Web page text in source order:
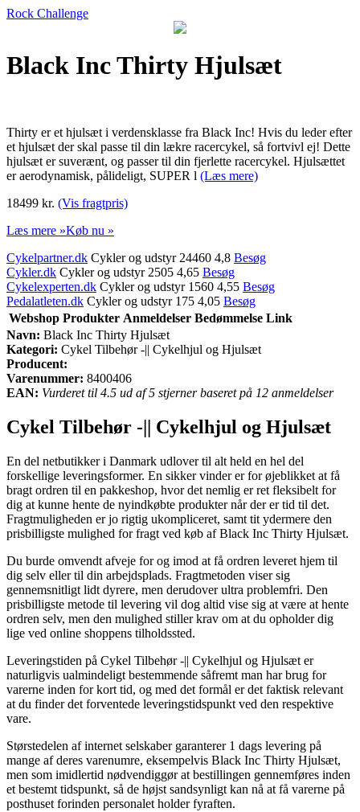
Rock Challenge
Black Inc Thirty Hjulsæt
Thirty er et hjulsæt i verdensklasse fra Black Inc! Hvis du leder efter
et hjulsæt der skal passe til din lækre racercykel, så fortvivl ej! Dette
hjulsæt er suverænt, og passer til din fjerlette racercykel. Hjulsættet
er aerodynamisk, pålideligt, SUPER l (Læs mere)
18499 kr. (Vis fragtpris)
Læs mere »Køb nu »
Cykelpartner.dk Cykler og udstyr 24460 4,8 Besøg
Cykler.dk Cykler og udstyr 2505 4,65 Besøg
Cykelexperten.dk Cykler og udstyr 1560 4,55 Besøg
Pedalatleten.dk Cykler og udstyr 175 4,05 Besøg
Webshop Produkter Anmeldelser Bedømmelse Link
Navn: Black Inc Thirty Hjulsæt
Kategori: Cykel Tilbehør -|| Cykelhjul og Hjulsæt
Producent:
Varenummer: 8400406
EAN: Vurderet til 4.5 ud af 5 stjerner baseret på 12 anmeldelser
Cykel Tilbehør -|| Cykelhjul og Hjulsæt
En del netbutikker i Danmark udlover til alt held en hel del
forskellige leveringsformer. En sikker vinder er for øjeblikket at få
bragt ordren til en pakkeshop, hvor det nemlig er ret fleksibelt for
dig at kunne hente de nyindkøbte produkter når der er tid til det.
Fragtmuligheden er jo rigtig ukompliceret, samt tit ydermere den
prisbilligste mulighed for fragt ved køb af Black Inc Thirty Hjulsæt.
Du burde omvendt afveje for og imod at få ordren leveret hjem til
dig selv eller til din arbejdsplads. Fragtmetoden viser sig
gennemsnitligt lidt dyrere, men derudover ultra problemfri. Den
prisbilligste metode til levering vil dog altid vise sig at være at hente
ordren selv, men den mulighed stiller krav om at du opholder dig
lige ved online shoppens tilholdssted.
Leveringstiden på Cykel Tilbehør -|| Cykelhjul og Hjulsæt er
naturligvis ualmindeligt bestemmende såfremt man har brug for
varerne inden for kort tid, og med det formål er det faktisk relevant
at du finder det forventede leveringstidspunkt ved den respektive
vare.
Størstedelen af internet selskaber garanterer 1 dags levering på
mange af deres varenumre, eksempelvis Black Inc Thirty Hjulsæt,
men som imidlertid nødvendiggør at bestillingen gennemføres inden
et bestemt tidspunkt, så de højst sandsynligt kan nå at få varerne på
posthuset forinden personalet holder fyraften.